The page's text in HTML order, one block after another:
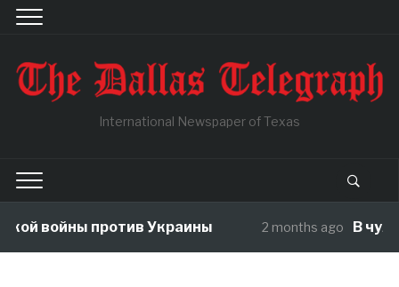
International Newspaper of Texas
войны против Украины 2 months ago В чужой